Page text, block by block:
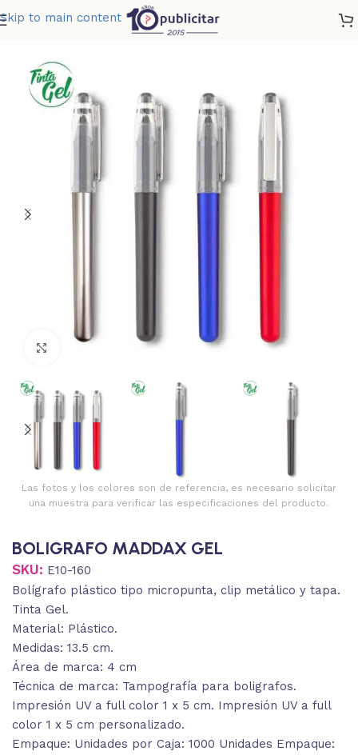
Skip to main content
BOLIGRAFO MADDAX GEL
Clic para ampliar
Las fotos y los colores son de referencia, es necesario solicitar
una muestra para verificar las especificaciones del producto.
BOLIGRAFO MADDAX GEL
SKU: E10-160
Bolígrafo plástico tipo micropunta, clip metálico y tapa.
Tinta Gel.
Material: Plástico.
Medidas: 13.5 cm.
Área de marca: 4 cm
Técnica de marca: Tampografía para boligrafos.
Impresión UV a full color 1 x 5 cm. Impresión UV a full
color 1 x 5 cm personalizado.
Empaque: Unidades por Caja: 1000 Unidades Empaque: